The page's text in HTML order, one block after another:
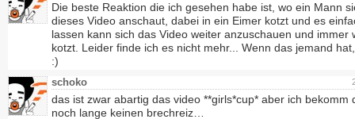
Die beste Reaktion die ich gesehen habe ist, wo ein Mann
dieses Video anschaut, dabei in ein Eimer kotzt und es
lassen kann sich das Video weiter anzuschauen und immer
kotzt. Leider finde ich es nicht mehr... Wenn das jemand
:)
schoko
das ist zwar abartig das video **girls*cup* aber ich bekomm
noch lange keinen brechreiz…